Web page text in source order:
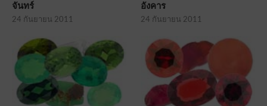
จันทร์
24 กันยายน 2011
อังคาร
24 กันยายน 2011